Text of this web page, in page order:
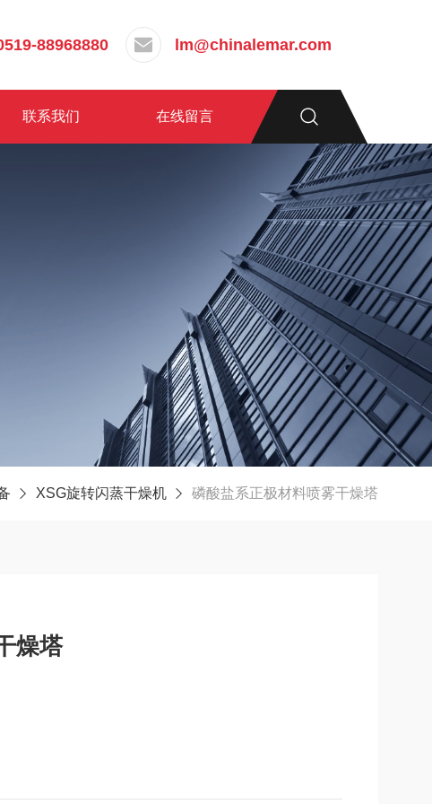
88968880 lm@chinalemar.com
联系我们 在线留言
XSG旋转闪蒸干燥机 磷酸盐系正极材料喷雾干燥塔
燥塔